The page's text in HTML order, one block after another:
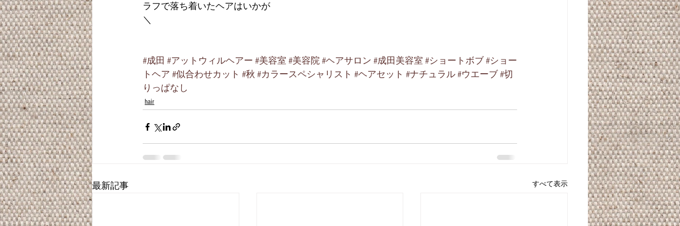
ラフで落ち着いたヘアはいかが
＼
#成田 #アットウィルヘアー #美容室 #美容院#ヘアサロン #成田美容室 #ショートボブ #ショー
トヘア #似合わせカット #秋 #カラースペシャリスト #ヘアセット #ナチュラル#ウエーブ #切
りっぱなし
hair
最新記事 すべて表示